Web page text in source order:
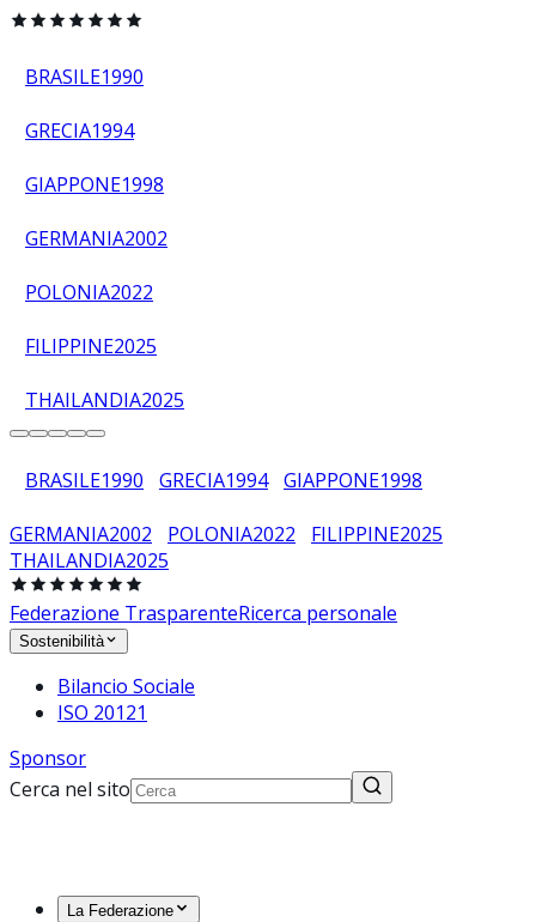
BRASILE1990
GRECIA1994
GIAPPONE1998
GERMANIA2002
POLONIA2022
FILIPPINE2025
THAILANDIA2025
BRASILE1990 GRECIA1994 GIAPPONE1998
GERMANIA2002 POLONIA2022 FILIPPINE2025
THAILANDIA2025
Federazione TrasparenteRicerca personale
Sostenibilità
Bilancio Sociale
ISO 20121
Sponsor
Cerca nel sito
La Federazione